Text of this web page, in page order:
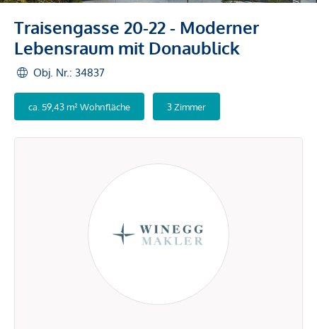
Traisengasse 20-22 - Moderner
Lebensraum mit Donaublick
Obj. Nr.: 34837
ca. 59,43 m² Wohnfläche 3 Zimmer